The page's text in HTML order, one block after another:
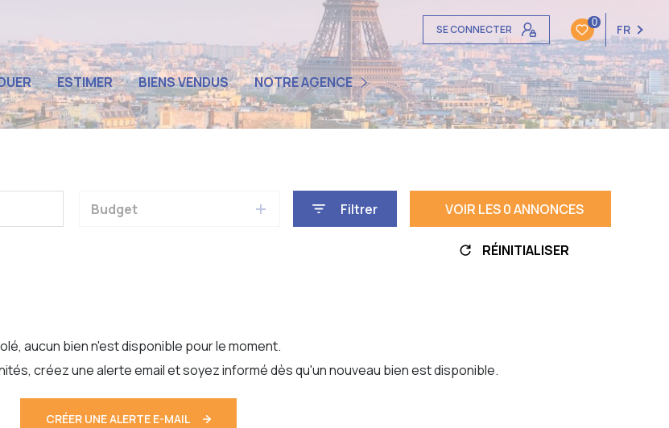
SE CONNECTER
0 FR
ESTIMER BIENS VENDUS NOTRE AGENCE
QUI SOMMES-NOUS ?
L'ÉQUIPE
LES AVIS CLIENTS
Budget Filtrer VOIR LES0ANNONCES
RÉINITIALISER
aucun bien n'est disponible pour le moment.
créez une alerte email et soyez informé dès qu'un nouveau bien est disponible.
CRÉER UNE ALERTE E-MAIL